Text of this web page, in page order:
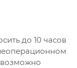
до 10 часов